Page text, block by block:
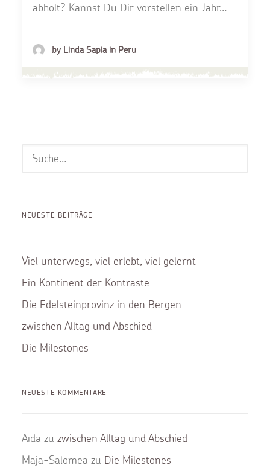
abholt? Kannst Du Dir vorstellen ein Jahr…
by Linda Sapia in Peru
NEUESTE BEITRÄGE
Viel unterwegs, viel erlebt, viel gelernt
Ein Kontinent der Kontraste
Die Edelsteinprovinz in den Bergen
zwischen Alltag und Abschied
Die Milestones
NEUESTE KOMMENTARE
Aïda zu zwischen Alltag und Abschied
Maja-Salomea zu Die Milestones